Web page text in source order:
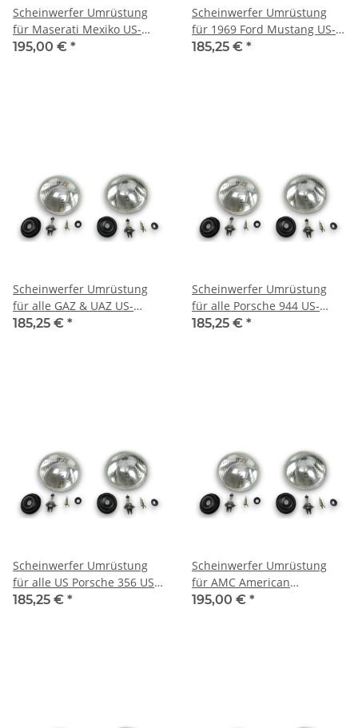
Scheinwerfer Umrüstung
für Maserati Mexiko US-
Modelle auf EU-Norm für
195,00 € *
Scheinwerfer Umrüstung
für 1969 Ford Mustang US-
Modelle auf EU-Norm für
185,25 € *
Scheinwerfer Umrüstung
für alle GAZ & UAZ US-
Modell auf EU-Norm für TÜV
185,25 € *
Scheinwerfer Umrüstung
für alle Porsche 944 US-
Modelle auf EU-Norm für
185,25 € *
Scheinwerfer Umrüstung
für alle US Porsche 356 US-
Modelle auf EU-Norm für
185,25 € *
Scheinwerfer Umrüstung
für AMC American
Ambassador US-Modell auf
195,00 € *